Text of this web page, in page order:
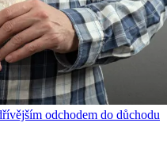
odchodem do důchodu